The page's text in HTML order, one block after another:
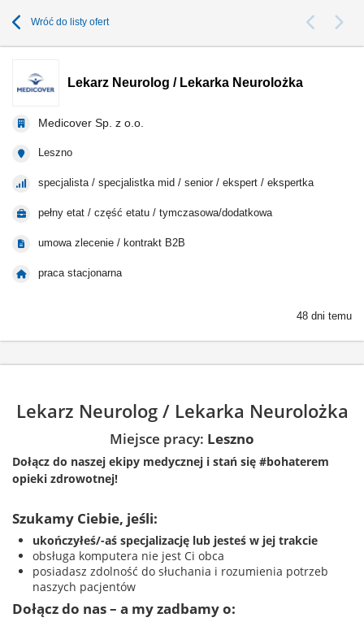
Wróć do listy ofert
Lekarz Neurolog / Lekarka Neurolożka
Medicover Sp. z o.o.
Leszno
specjalista / specjalistka mid / senior / ekspert / ekspertka
pełny etat / część etatu / tymczasowa/dodatkowa
umowa zlecenie / kontrakt B2B
praca stacjonarna
48 dni temu
Lekarz Neurolog / Lekarka Neurolożka
Miejsce pracy: Leszno
Dołącz do naszej ekipy medycznej i stań się #bohaterem
opieki zdrowotnej!
Szukamy Ciebie, jeśli​:
ukończyłeś/-aś specjalizację lub jesteś w jej trakcie
obsługa komputera nie jest Ci obca
posiadasz zdolność do słuchania i rozumienia potrzeb
naszych pacjentów
Dołącz do nas – a my zadbamy o: